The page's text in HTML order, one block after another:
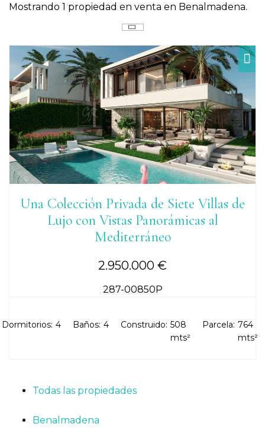
Mostrando 1 propiedad en venta en Benalmadena.
2.950.000 €
287-00850P
Una Colección Privada de Siete Villas de
Lujo con Vistas Panorámicas al
Mediterráneo
Dormitorios: 4 Baños: 4 Construido: 508
mts²
Parcela: 764
mts²
Todas las propiedades
Benalmadena